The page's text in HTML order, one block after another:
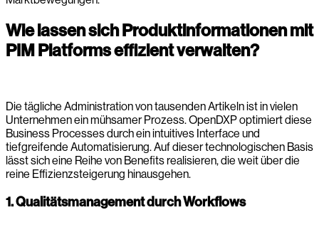
Wie lassen sich Produktinformationen mit
PIM Platforms effizient verwalten?
Die tägliche Administration von tausenden Artikeln ist in vielen
Unternehmen ein mühsamer Prozess. OpenDXP optimiert diese
Business Processes durch ein intuitives Interface und
tiefgreifende Automatisierung. Auf dieser technologischen Basis
lässt sich eine Reihe von Benefits realisieren, die weit über die
reine Effizienzsteigerung hinausgehen.
1. Qualitätsmanagement durch Workflows